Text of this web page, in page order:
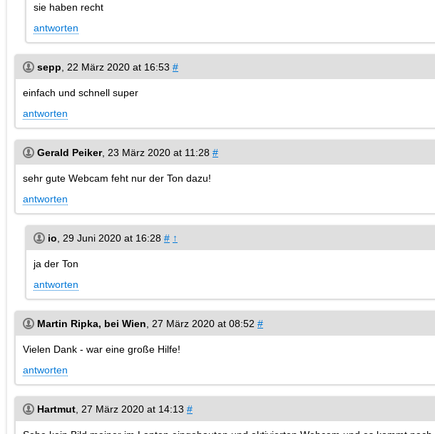
sie haben recht
antworten
sepp 22 März 2020 at 16:53 #
einfach und schnell super
antworten
Gerald Peiker, 23 März 2020 at 11:28 #
sehr gute Webcam feht nur der Ton dazu!
antworten
io 29 Juni 2020 at 16:28 # ↑
ja der Ton
antworten
Martin Ripka, bei Wien 27 März 2020 at 08:52 #
Vielen Dank - war eine große Hilfe!
antworten
Hartmut 27 März 2020 at 14:13 #